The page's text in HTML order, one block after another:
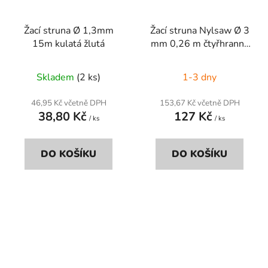
Žací struna Ø 1,3mm
15m kulatá žlutá
Skladem (2 ks)
46,95 Kč včetně DPH
38,80 Kč / ks
DO KOŠÍKU
Žací struna Nylsaw Ø 3
mm 0,26 m čtyřhranná
1-3 dny
153,67 Kč včetně DPH
127 Kč / ks
DO KOŠÍKU